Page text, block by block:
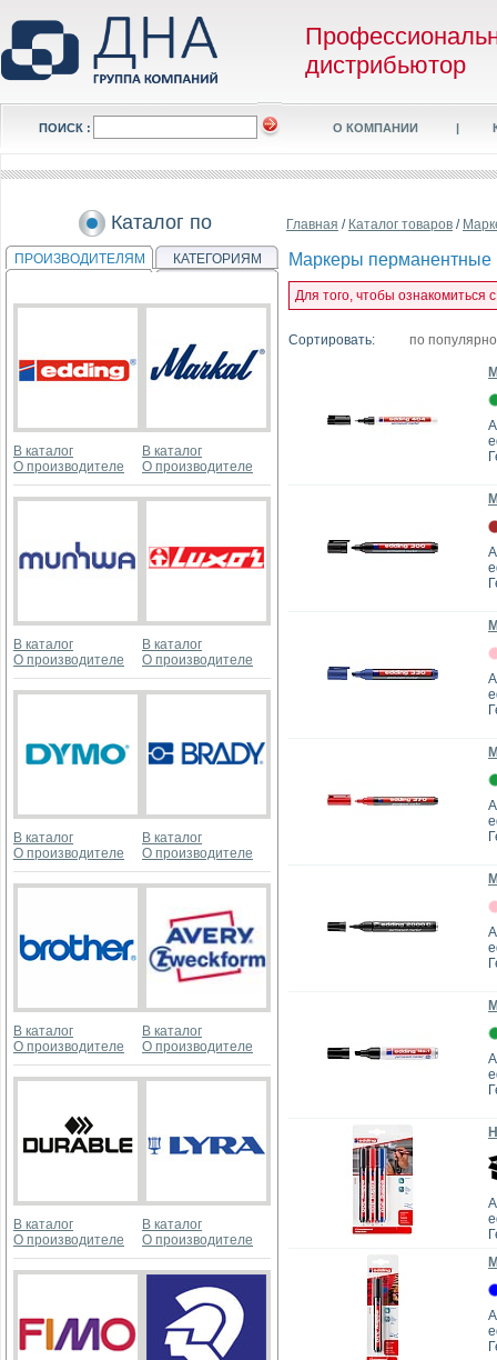
дистрибьютор
ПОИСК : О КОМПАНИИ |
Каталог по
ПРОИЗВОДИТЕЛЯМ КАТЕГОРИЯМ
В каталог
О производителе
В каталог
О производителе
В каталог
О производителе
В каталог
О производителе
В каталог
О производителе
В каталог
О производителе
В каталог
О производителе
В каталог
О производителе
В каталог
О производителе
В каталог
О производителе
Главная / Каталог товаров /
Маркеры перманентные
Для того, чтобы
Сортировать: по